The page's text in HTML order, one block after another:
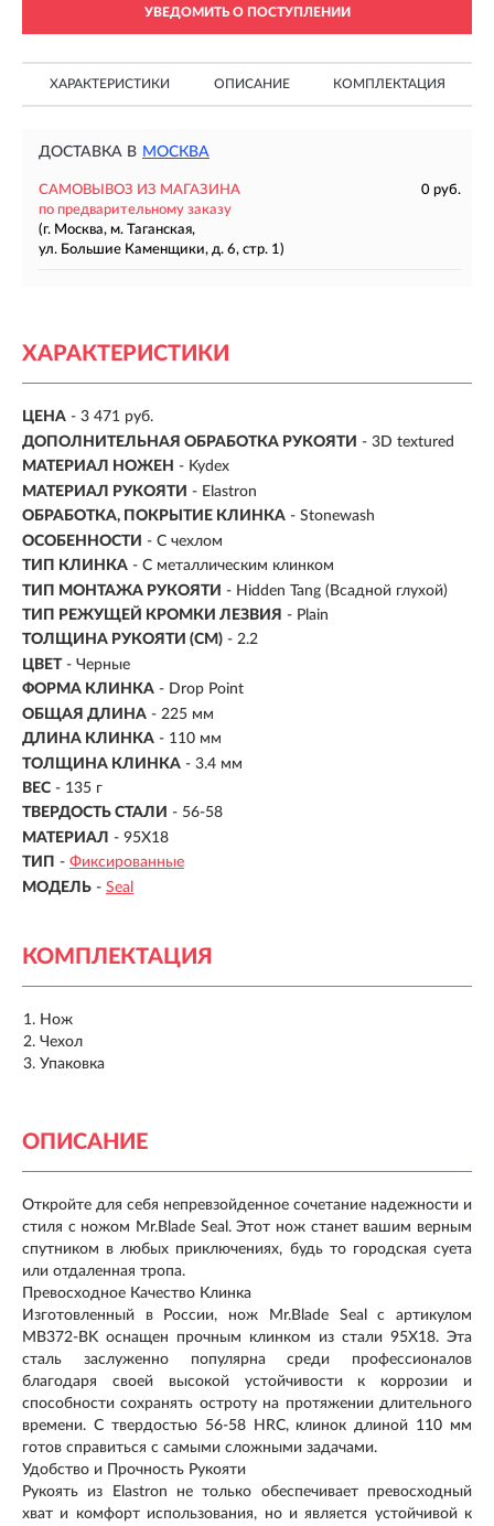
УВЕДОМИТЬ О ПОСТУПЛЕНИИ
ХАРАКТЕРИСТИКИ ОПИСАНИЕ КОМПЛЕКТАЦИЯ
ДОСТАВКА В МОСКВА
САМОВЫВОЗ ИЗ МАГАЗИНА
0 руб.
по предварительному заказу
(г. Москва, м. Таганская,
ул. Большие Каменщики, д. 6, стр. 1)
ХАРАКТЕРИСТИКИ
ЦЕНА - 3 471 руб.
ДОПОЛНИТЕЛЬНАЯ ОБРАБОТКА РУКОЯТИ - 3D textured
МАТЕРИАЛ НОЖЕН - Kydex
МАТЕРИАЛ РУКОЯТИ - Elastron
ОБРАБОТКА, ПОКРЫТИЕ КЛИНКА - Stonewash
ОСОБЕННОСТИ - С чехлом
ТИП КЛИНКА - С металлическим клинком
ТИП МОНТАЖА РУКОЯТИ - Hidden Tang (Всадной глухой)
ТИП РЕЖУЩЕЙ КРОМКИ ЛЕЗВИЯ - Plain
ТОЛЩИНА РУКОЯТИ (СМ) - 2.2
ЦВЕТ - Черные
ФОРМА КЛИНКА - Drop Point
ОБЩАЯ ДЛИНА - 225 мм
ДЛИНА КЛИНКА - 110 мм
ТОЛЩИНА КЛИНКА - 3.4 мм
ВЕС - 135 г
ТВЕРДОСТЬ СТАЛИ - 56-58
МАТЕРИАЛ - 95X18
ТИП - Фиксированные
МОДЕЛЬ - Seal
КОМПЛЕКТАЦИЯ
Нож
Чехол
Упаковка
ОПИСАНИЕ
Откройте для себя непревзойденное сочетание надежности и
стиля с ножом Mr.Blade Seal. Этот нож станет вашим верным
спутником в любых приключениях, будь то городская суета
или отдаленная тропа.
Превосходное Качество Клинка
Изготовленный в России, нож Mr.Blade Seal с артикулом
MB372-BK оснащен прочным клинком из стали 95Х18. Эта
сталь заслуженно популярна среди профессионалов
благодаря своей высокой устойчивости к коррозии и
способности сохранять остроту на протяжении длительного
времени. С твердостью 56-58 HRC, клинок длиной 110 мм
готов справиться с самыми сложными задачами.
Удобство и Прочность Рукояти
Рукоять из Elastron не только обеспечивает превосходный
хват и комфорт использования, но и является устойчивой к